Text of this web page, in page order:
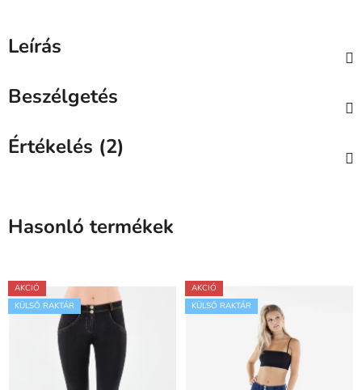
Leírás
Beszélgetés
Értékelés (2)
Hasonló termékek
AKCIÓ
KÜLSŐ RAKTÁR
AKCIÓ
KÜLSŐ RAKTÁR